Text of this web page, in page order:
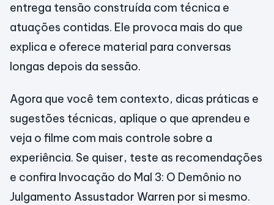
entrega tensão construída com técnica e
atuações contidas. Ele provoca mais do que
explica e oferece material para conversas
longas depois da sessão.
Agora que você tem contexto, dicas práticas e
sugestões técnicas, aplique o que aprendeu e
veja o filme com mais controle sobre a
experiência. Se quiser, teste as recomendações
e confira Invocação do Mal 3: O Demônio no
Julgamento Assustador Warren por si mesmo.